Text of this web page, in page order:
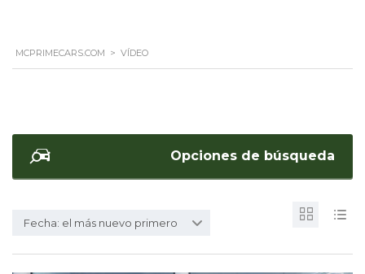
MCPRIMECARS.COM > VÍDEO
Opciones de búsqueda
Fecha: el más nuevo primero